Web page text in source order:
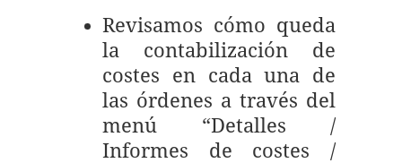
Revisamos cómo queda
la contabilización de
costes en cada una de
las órdenes a través del
menú “Detalles /
Informes de costes /